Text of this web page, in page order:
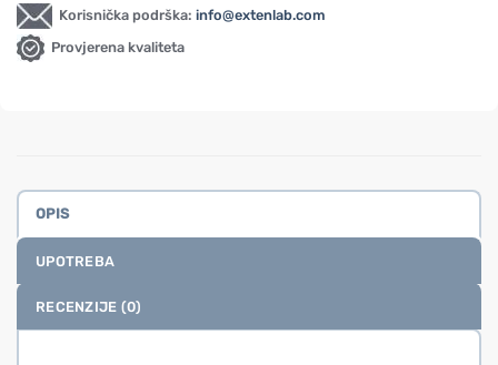
Korisnička podrška: info@extenlab.com
Provjerena kvaliteta
OPIS
UPOTREBA
RECENZIJE (0)